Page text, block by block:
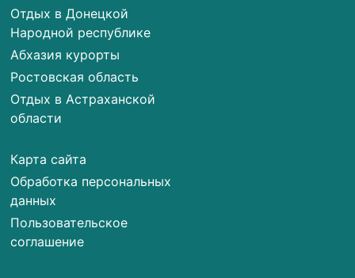
Отдых в Донецкой
Народной республике
Абхазия курорты
Ростовская область
Отдых в Астраханской
области
Карта сайта
Обработка персональных
данных
Пользовательское
соглашение